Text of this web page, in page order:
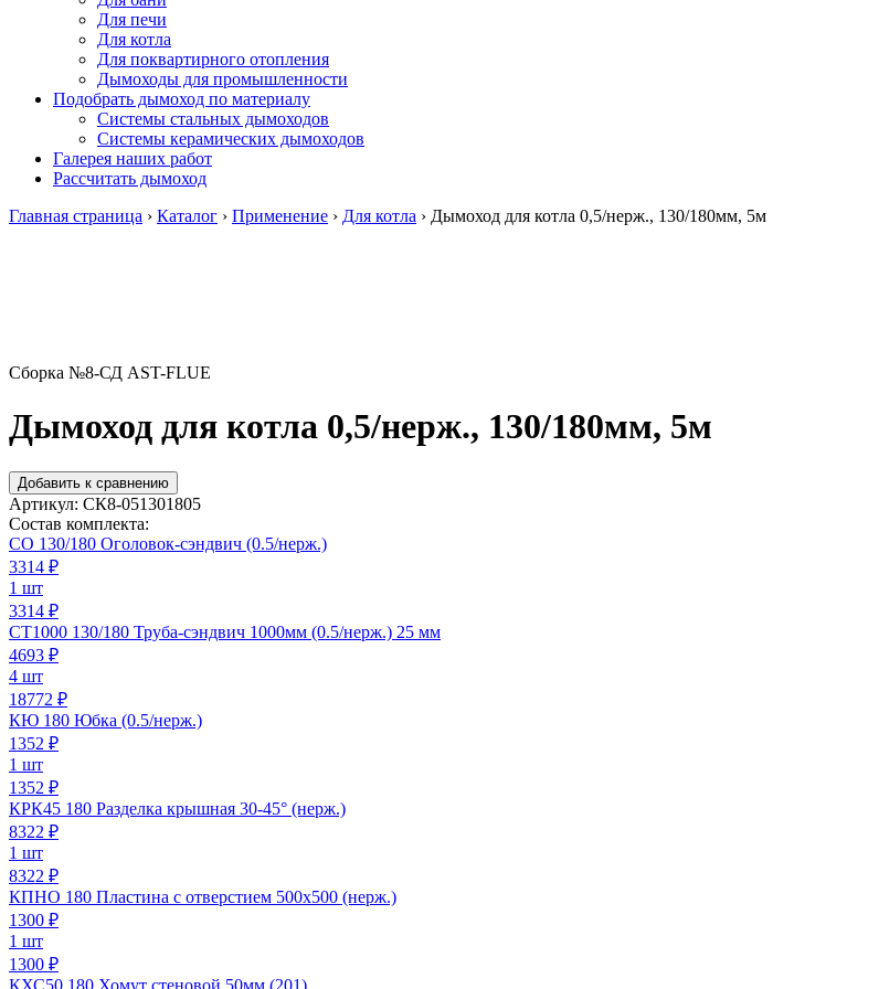
Для печи
Для котла
Для поквартирного отопления
Дымоходы для промышленности
Подобрать дымоход по материалу
Системы стальных дымоходов
Системы керамических дымоходов
Галерея наших работ
Рассчитать дымоход
Главная страница › Каталог › Применение › Для котла › Дымоход для котла 0,5/нерж., 130/180мм, 5м
Сборка №8-СД AST-FLUE
Дымоход для котла 0,5/нерж., 130/180мм, 5м
Добавить к сравнению
Артикул: СК8-051301805
Состав комплекта:
СО 130/180 Оголовок-сэндвич (0.5/нерж.)
3314 ₽
1 шт
3314 ₽
СТ1000 130/180 Труба-сэндвич 1000мм (0.5/нерж.) 25 мм
4693 ₽
4 шт
18772 ₽
КЮ 180 Юбка (0.5/нерж.)
1352 ₽
1 шт
1352 ₽
КРК45 180 Разделка крышная 30-45° (нерж.)
8322 ₽
1 шт
8322 ₽
КПНО 180 Пластина с отверстием 500х500 (нерж.)
1300 ₽
1 шт
1300 ₽
КХС50 180 Хомут стеновой 50мм (201)